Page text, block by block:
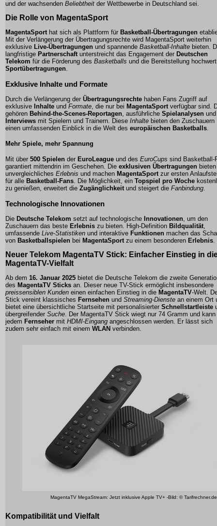
und der wachsenden Beliebtheit der Wettbewerbe in Deutschland sei.
Die Rolle von MagentaSport
MagentaSporthat sich als Plattform für Basketball-Übertragungen
Mit der Verlängerung der Übertragungsrechte wird MagentaSport weiterhin
exklusive Live-Übertragungen und spannende Basketball-Inhalte bieten.
langfristige Partnerschaftunterstreicht das Engagement der Deutschen
Telekom für die Förderung des Basketballs und die Bereitstellung
Sportübertragungen.
Exklusive Inhalte und Formate
Durch die Verlängerung der Übertragungsrechte haben Fans Zugriff auf
exklusive Inhalte und Formate , die nur bei MagentaSport verfügbar sind.
gehören Behind-the-Scenes-Reportagen , ausführliche Spielanalysen und
Interviews mit Spielern und Trainern. Diese Inhalte bieten den Zuschauern
einen umfassenden Einblick in die Welt des europäischen Basketballs
Mehr Spiele, mehr Spannung
Mit über 500 Spielen der EuroLeague und des EuroCups sind Basketball-
garantiert mittendrin im Geschehen. Die exklusiven Übertragungen
unvergleichliches Erlebnis und machen MagentaSportzur ersten
für alle Basketball-Fans. Die Möglichkeit, ein Topspiel pro Woche
zu genießen, erweitert die Zugänglichkeitund steigert die Fanbindung.
Technologische Innovationen
Die Deutsche Telekom setzt auf technologische Innovationen , um den
Zuschauern das beste Erlebnis zu bieten. High-Definition Bildqualität
umfassende Live-Statistiken und interaktive Funktionen machen das
von Basketballspielen bei MagentaSport zu einem besonderen Erlebnis
Neuer Telekom MagentaTV Stick: Einfacher Einstieg in
MagentaTV-Vielfalt
Ab dem 16. Januar 2025 bietet die Deutsche Telekom die zweite
des MagentaTV Sticks an. Dieser neue TV-Stick ermöglicht insbesondere
preissensiblen Kunden einen einfachen Einstieg in die MagentaTV-Welt.
Stick vereint klassisches Fernsehen und Streaming-Dienste an einem Ort
bietet eine übersichtliche Startseite mit personalisierter Schnellstartleiste
übergreifender Suche . Der MagentaTV Stick wiegt nur 74 Gramm und kann
jedem Fernseher mit HDMI-Eingang angeschlossen werden. Er lässt sich
zudem sehr einfach mit einem WLAN verbinden.
MagentaTV MegaStream: Jetzt inklusive Apple TV+ -Bild: © Tarifrechner.de
Kompatibilität und Vielfalt